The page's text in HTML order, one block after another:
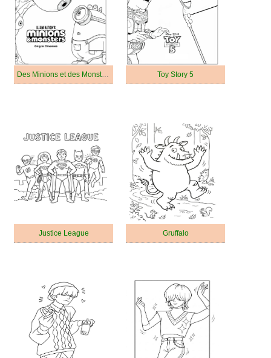
Des Minions et des Monstres Toy Story 5
Justice League Gruffalo